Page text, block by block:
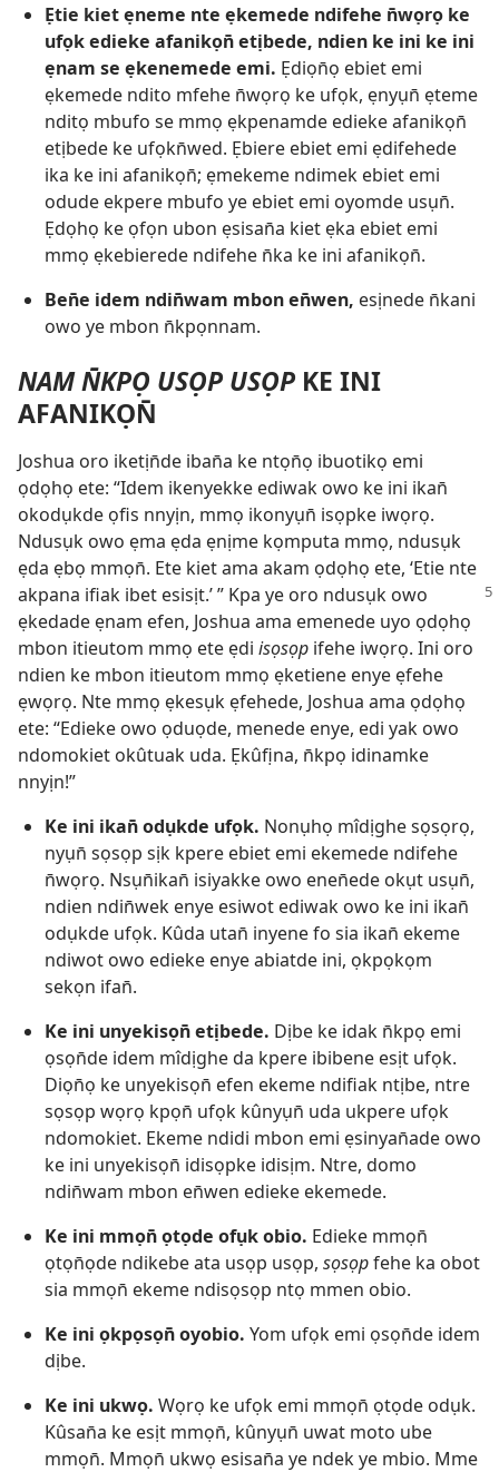
Ẹtie kiet ẹneme nte ẹkemede ndifehe n̄wọrọ ke
ufọk edieke afanikọn̄ etịbede, ndien ke ini ke ini
ẹnam se ẹkenemede emi. Ẹdiọn̄ọ ebiet emi
ẹkemede ndito mfehe n̄wọrọ ke ufọk, ẹnyụn̄ ẹteme
nditọ mbufo se mmọ ẹkpenamde edieke afanikọn̄
etịbede ke ufọkn̄wed. Ẹbiere ebiet emi ẹdifehede
ika ke ini afanikọn̄; ẹmekeme ndimek ebiet emi
odude ekpere mbufo ye ebiet emi oyomde usụn̄.
Ẹdọhọ ke ọfọn ubon ẹsisan̄a kiet ẹka ebiet emi
mmọ ẹkebierede ndifehe n̄ka ke ini afanikọn̄.
Ben̄e idem ndin̄wam mbon en̄wen, esịnede n̄kani
owo ye mbon n̄kpọnnam.
NAM N̄KPỌ USỌP USỌP KE INI
AFANIKỌN̄
Joshua oro iketịn̄de iban̄a ke ntọn̄ọ ibuotikọ emi
ọdọhọ ete: “Idem ikenyekke ediwak owo ke ini ikan̄
okodụkde ọfis nnyịn, mmọ ikonyụn̄ isọpke iwọrọ.
Ndusụk owo ẹma ẹda ẹnịme kọmputa mmọ, ndusụk
ẹda ẹbọ mmọn̄. Ete kiet ama akam ọdọhọ ete, ‘Etie nte
akpana ifiak ibet esisịt.’ ” Kpa ye oro ndusụk owo
ẹkedade ẹnam efen, Joshua ama emenede uyo ọdọhọ
mbon itieutom mmọ ete ẹdi isọsọp ifehe iwọrọ. Ini oro
ndien ke mbon itieutom mmọ ẹketiene enye ẹfehe
ẹwọrọ. Nte mmọ ẹkesụk ẹfehede, Joshua ama ọdọhọ
ete: “Edieke owo ọduọde, menede enye, edi yak owo
ndomokiet okûtuak uda. Ẹkûfịna, n̄kpọ idinamke
nnyịn!”
Ke ini ikan̄ odụkde ufọk. Nonụhọ mîdịghe sọsọrọ,
nyụn̄ sọsọp sịk kpere ebiet emi ekemede ndifehe
n̄wọrọ. Nsụn̄ikan̄ isiyakke owo enen̄ede okụt usụn̄,
ndien ndin̄wek enye esiwot ediwak owo ke ini ikan̄
odụkde ufọk. Kûda utan̄ inyene fo sia ikan̄ ekeme
ndiwot owo edieke enye abiatde ini, ọkpọkọm
sekọn ifan̄.
Ke ini unyekisọn̄ etịbede. Dịbe ke idak n̄kpọ emi
ọsọn̄de idem mîdịghe da kpere ibibene esịt ufọk.
Diọn̄ọ ke unyekisọn̄ efen ekeme ndifiak ntịbe, ntre
sọsọp wọrọ kpọn̄ ufọk kûnyụn̄ uda ukpere ufọk
ndomokiet. Ekeme ndidi mbon emi ẹsinyan̄ade owo
ke ini unyekisọn̄ idisọpke idisịm. Ntre, domo
ndin̄wam mbon en̄wen edieke ekemede.
Ke ini mmọn̄ ọtọde ofụk obio. Edieke mmọn̄
ọtọn̄ọde ndikebe ata usọp usọp, sọsọpfehe ka obot
sia mmọn̄ ekeme ndisọsọp ntọ mmen obio.
Ke ini ọkpọsọn̄ oyobio. Yom ufọk emi ọsọn̄de idem
dịbe.
Ke ini ukwọ. Wọrọ ke ufọk emi mmọn̄ ọtọde odụk.
Kûsan̄a ke esịt mmọn̄, kûnyụn̄ uwat moto ube
mmọn̄. Mmọn̄ ukwọ esisan̄a ye ndek ye mbio. Mme